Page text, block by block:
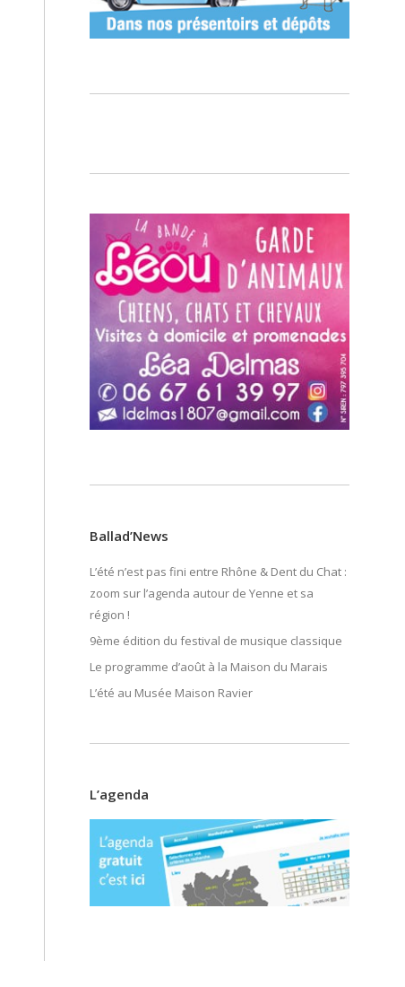
Ballad’News
L’été n’est pas fini entre Rhône & Dent du Chat :
zoom sur l’agenda autour de Yenne et sa
région !
9ème édition du festival de musique classique
Le programme d’août à la Maison du Marais
L’été au Musée Maison Ravier
L’agenda